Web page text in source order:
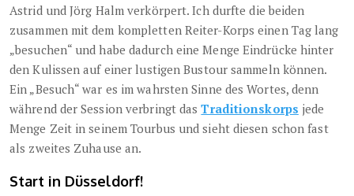
Astrid und Jörg Halm verkörpert. Ich durfte die beiden
zusammen mit dem kompletten Reiter-Korps einen Tag lang
„besuchen“ und habe dadurch eine Menge Eindrücke hinter
den Kulissen auf einer lustigen Bustour sammeln können.
Ein „Besuch“ war es im wahrsten Sinne des Wortes, denn
während der Session verbringt dasTraditionskorps jede
Menge Zeit in seinem Tourbus und sieht diesen schon fast
als zweites Zuhause an.
Start in Düsseldorf!